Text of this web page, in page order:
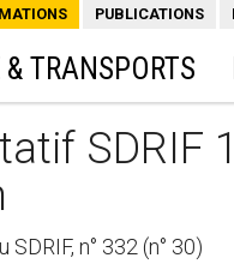
PUBLICATIONS
TRANSPORTS
SDRIF
n° 332 (n° 30)